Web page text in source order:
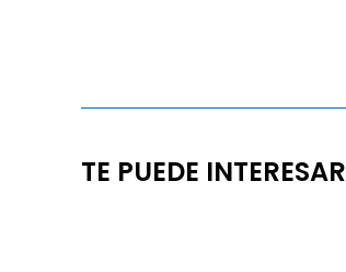
TE PUEDE INTERESAR